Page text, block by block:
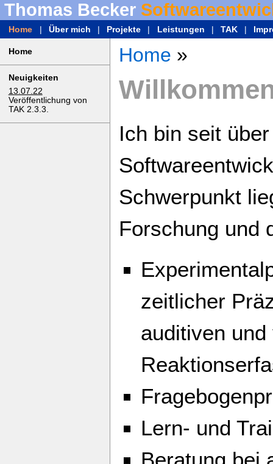
Thomas Becker
Home | Über mich | Projekte | Leistungen | TAK |
Home
Neuigkeiten
13.07.22
Veröffentlichung von
TAK 2.3.3.
Home »
Ich bin seit
Schwerpunkt
Forschung und
zeitlicher
auditiven
Lern- und